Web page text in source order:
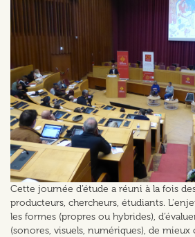
Cette journée d’étude a réuni à la fois
producteurs, chercheurs, étudiants.
les formes (propres ou hybrides),
(sonores, visuels, numériques), de